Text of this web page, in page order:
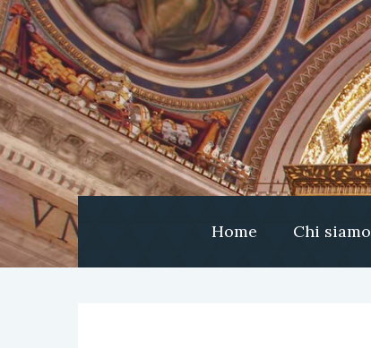
Home Chi siamo